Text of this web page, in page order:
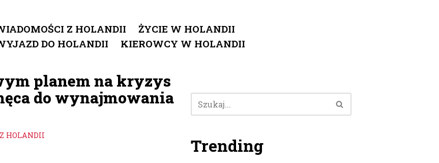
Z HOLANDII
ŻYCIE W HOLANDII
DO HOLANDII
KIEROWCY W HOLANDII
planem na kryzys
do wynajmowania
HOLANDII Trending